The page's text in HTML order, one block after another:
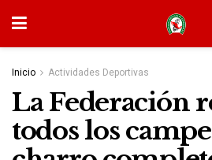
Inicio Actividades Deportivas
La Federación
todos los